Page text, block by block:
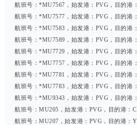
航班号：*MU7567，始发港：PVG，目的港
航班号：*MU7577，始发港：PVG，目的港
航班号：*MU7583，始发港：PVG，目的港
航班号：*MU7589，始发港：PVG，目的港
航班号：*MU7729，始发港：PVG，目的港
航班号：*MU7757，始发港：PVG，目的港
航班号：*MU7781，始发港：PVG，目的港
航班号：*MU7783，始发港：PVG，目的港
航班号：*MU9343，始发港：PVG，目的港
航班号：MU205，始发港：PVG，目的港：
航班号：MU207，始发港：PVG，目的港：